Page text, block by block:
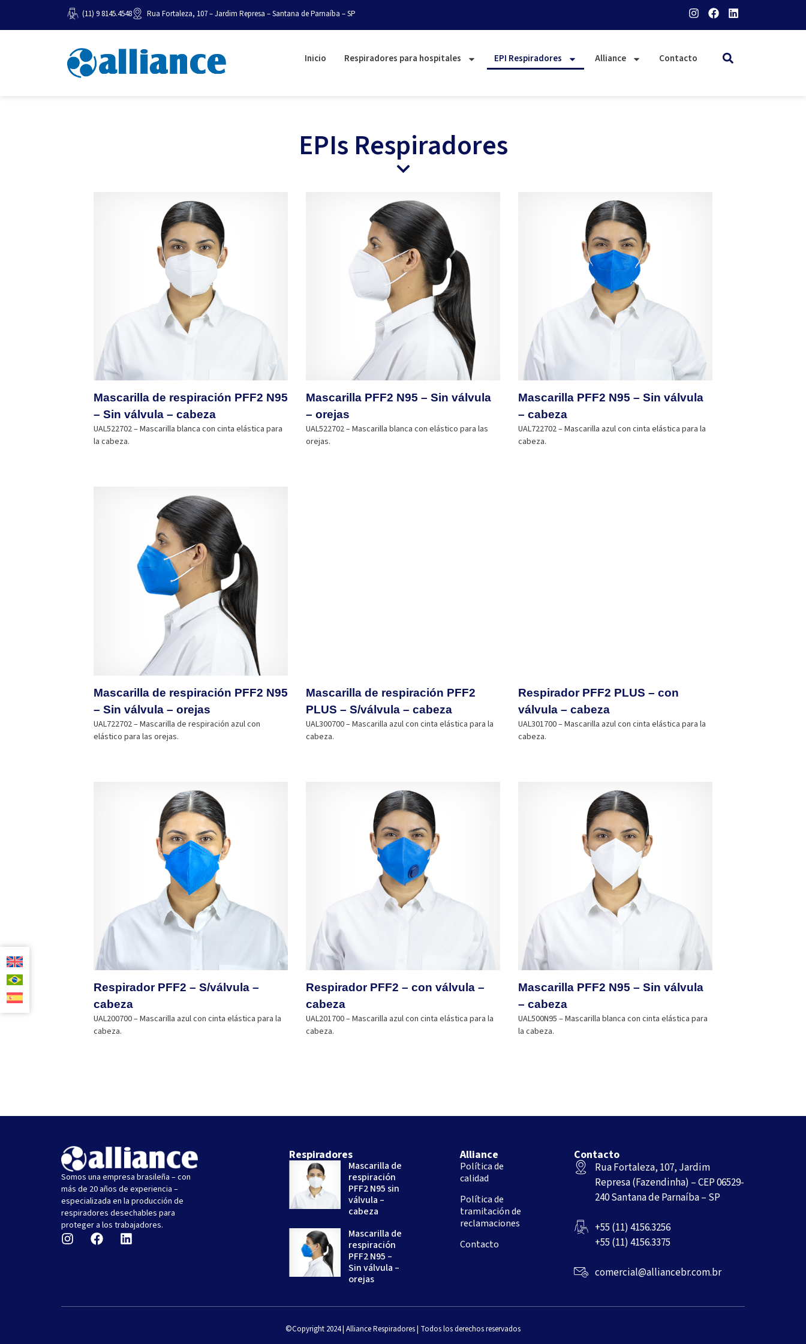
(11) 9 8145.4548 Rua Fortaleza, 107 – Jardim Represa – Santana de Parnaíba – SP
Inicio Respiradores para hospitales EPI Respiradores Alliance Contacto
EPIs Respiradores
Mascarilla de respiración PFF2 N95
– Sin válvula – cabeza
UAL522702 – Mascarilla blanca con cinta elástica para
la cabeza.
Mascarilla PFF2 N95 – Sin válvula
– orejas
UAL522702 – Mascarilla blanca con elástico para las
orejas.
Mascarilla PFF2 N95 – Sin válvula
– cabeza
UAL722702 – Mascarilla azul con cinta elástica para la
cabeza.
Mascarilla de respiración PFF2 N95
– Sin válvula – orejas
UAL722702 – Mascarilla de respiración azul con
elástico para las orejas.
Mascarilla de respiración PFF2
PLUS – S/válvula – cabeza
UAL300700 – Mascarilla azul con cinta elástica para la
cabeza.
Respirador PFF2 PLUS – con
válvula – cabeza
UAL301700 – Mascarilla azul con cinta elástica para la
cabeza.
Respirador PFF2 – S/válvula –
cabeza
UAL200700 – Mascarilla azul con cinta elástica para la
cabeza.
Respirador PFF2 – con válvula –
cabeza
UAL201700 – Mascarilla azul con cinta elástica para la
cabeza.
Mascarilla PFF2 N95 – Sin válvula
– cabeza
UAL500N95 – Mascarilla blanca con cinta elástica para
la cabeza.
Somos una empresa brasileña – con
más de 20 años de experiencia –
especializada en la producción de
respiradores desechables para
proteger a los trabajadores.
Respiradores
Mascarilla de
respiración
PFF2 N95 sin
válvula –
cabeza
Mascarilla de
respiración
PFF2 N95 –
Sin válvula –
orejas
Alliance
Política de
calidad
Política de
tramitación de
reclamaciones
Contacto
Contacto
Rua Fortaleza, 107, Jardim
Represa (Fazendinha) – CEP 06529-
240 Santana de Parnaíba – SP
+55 (11) 4156.3256
+55 (11) 4156.3375
comercial@alliancebr.com.br
©Copyright 2024 | Alliance Respiradores | Todos los derechos reservados